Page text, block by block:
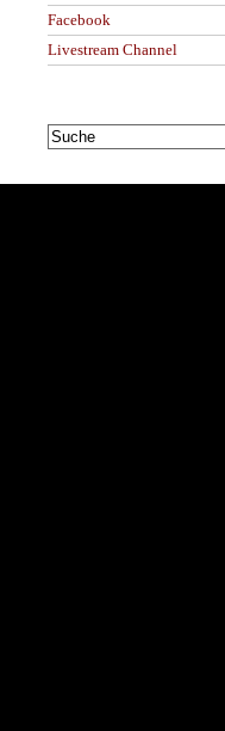
Facebook
Livestream Channel